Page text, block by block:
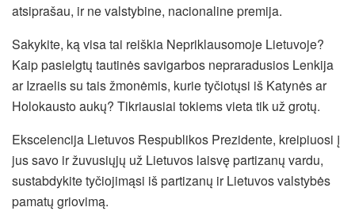
atsiprašau, ir ne valstybine, nacionaline premija.
Sakykite, ką visa tai reiškia Nepriklausomoje Lietuvoje?
Kaip pasielgtų tautinės savigarbos nepraradusios Lenkija
ar Izraelis su tais žmonėmis, kurie tyčiotųsi iš Katynės ar
Holokausto aukų? Tikriausiai tokiems vieta tik už grotų.
Ekscelencija Lietuvos Respublikos Prezidente, kreipiuosi į
jus savo ir žuvusiųjų už Lietuvos laisvę partizanų vardu,
sustabdykite tyčiojimąsi iš partizanų ir Lietuvos valstybės
pamatų griovimą.